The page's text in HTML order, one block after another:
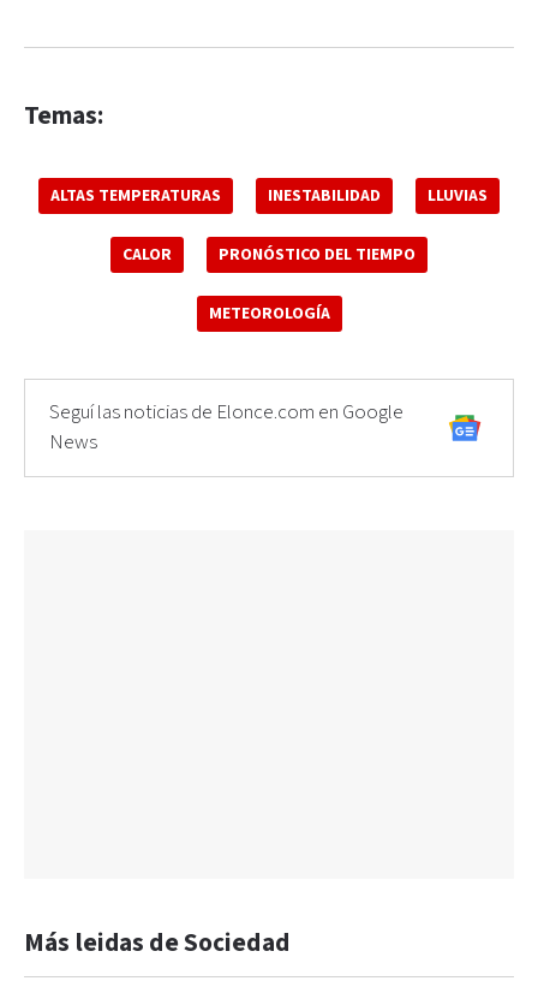
Temas:
ALTAS TEMPERATURAS INESTABILIDAD LLUVIAS
CALOR PRONÓSTICO DEL TIEMPO
METEOROLOGÍA
Seguí las noticias de Elonce.com en Google
News
Más leidas de Sociedad